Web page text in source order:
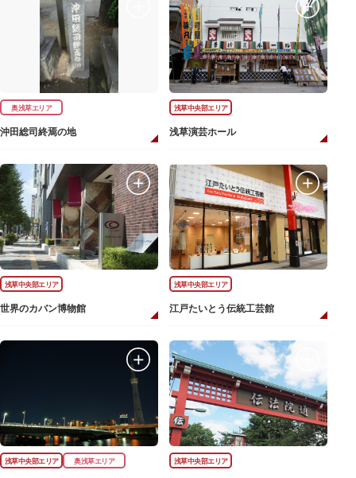
奥浅草エリア
沖田総司終焉の地
浅草中央部エリア
浅草演芸ホール
浅草中央部エリア
世界のカバン博物館
浅草中央部エリア
江戸たいとう伝統工芸館
浅草中央部エリア 奥浅草エリア 浅草中央部エリア